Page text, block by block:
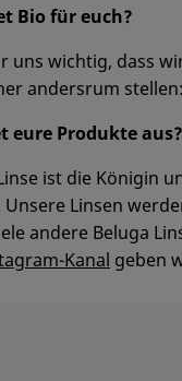
Bio für euch?
uns wichtig, dass
andersrum
eure Produkte aus?
ist die Königin
Linsen
andere Beluga
Kanal geben